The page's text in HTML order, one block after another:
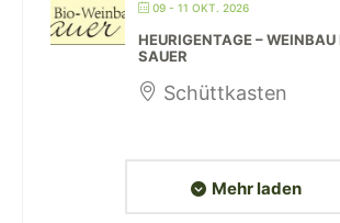
09 - 11 OKT. 2026
HEURIGENTAGE –
SAUER
Schüttkasten
Mehr laden